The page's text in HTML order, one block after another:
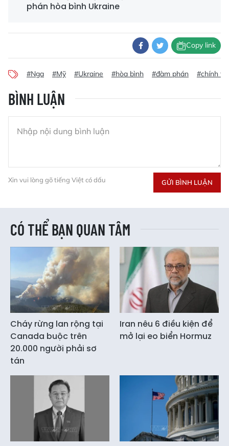
phán hòa bình Ukraine
Copy link
#Nga #Mỹ #Ukraine #hòa bình #đàm phán #chính trị
BÌNH LUẬN
Xin vui lòng gõ tiếng Việt có dấu GỬI BÌNH LUẬN
CÓ THỂ BẠN QUAN TÂM
Cháy rừng lan rộng tại
Canada buộc trên
20.000 người phải sơ
tán
Iran nêu 6 điều kiện để
mở lại eo biển Hormuz